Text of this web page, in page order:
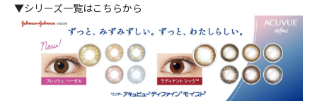
▼シリーズ一覧はこちらから